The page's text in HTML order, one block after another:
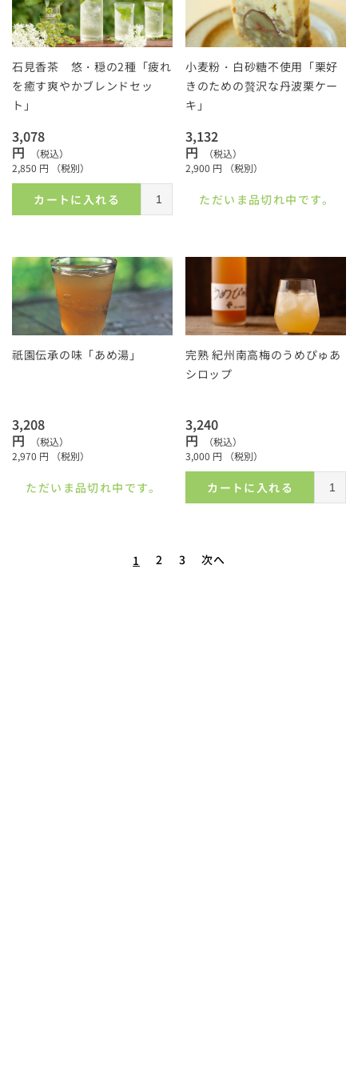
石見香茶 悠・穏の2種「疲れ
を癒す爽やかブレンドセッ
ト」
3,078
円
（税込）
2,850 円 （税別）
カートに入れる
小麦粉・白砂糖不使用「栗好
きのための贅沢な丹波栗ケー
キ」
3,132
円
（税込）
2,900 円 （税別）
ただいま品切れ中です。
祇園伝承の味「あめ湯」
3,208
円
（税込）
2,970 円 （税別）
ただいま品切れ中です。
完熟 紀州南高梅のうめぴゅあ
シロップ
3,240
円
（税込）
3,000 円 （税別）
カートに入れる
1 2 3 次へ